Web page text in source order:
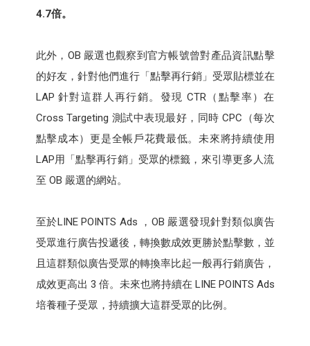
4.7倍。
此外，OB 嚴選也觀察到官方帳號曾對產品資訊點擊
的好友，針對他們進行「點擊再行銷」受眾貼標並在
LAP 針對這群人再行銷。發現 CTR（點擊率）在
Cross Targeting 測試中表現最好，同時 CPC（每次
點擊成本）更是全帳戶花費最低。未來將持續使用
LAP用「點擊再行銷」受眾的標籤，來引導更多人流
至 OB 嚴選的網站。
至於LINE POINTS Ads ，OB 嚴選發現針對類似廣告
受眾進行廣告投遞後，轉換數成效更勝於點擊數，並
且這群類似廣告受眾的轉換率比起一般再行銷廣告，
成效更高出 3 倍。未來也將持續在 LINE POINTS Ads
培養種子受眾，持續擴大這群受眾的比例。